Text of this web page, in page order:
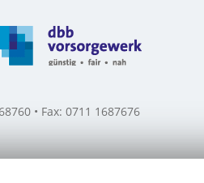
• Fax: 0711 1687676